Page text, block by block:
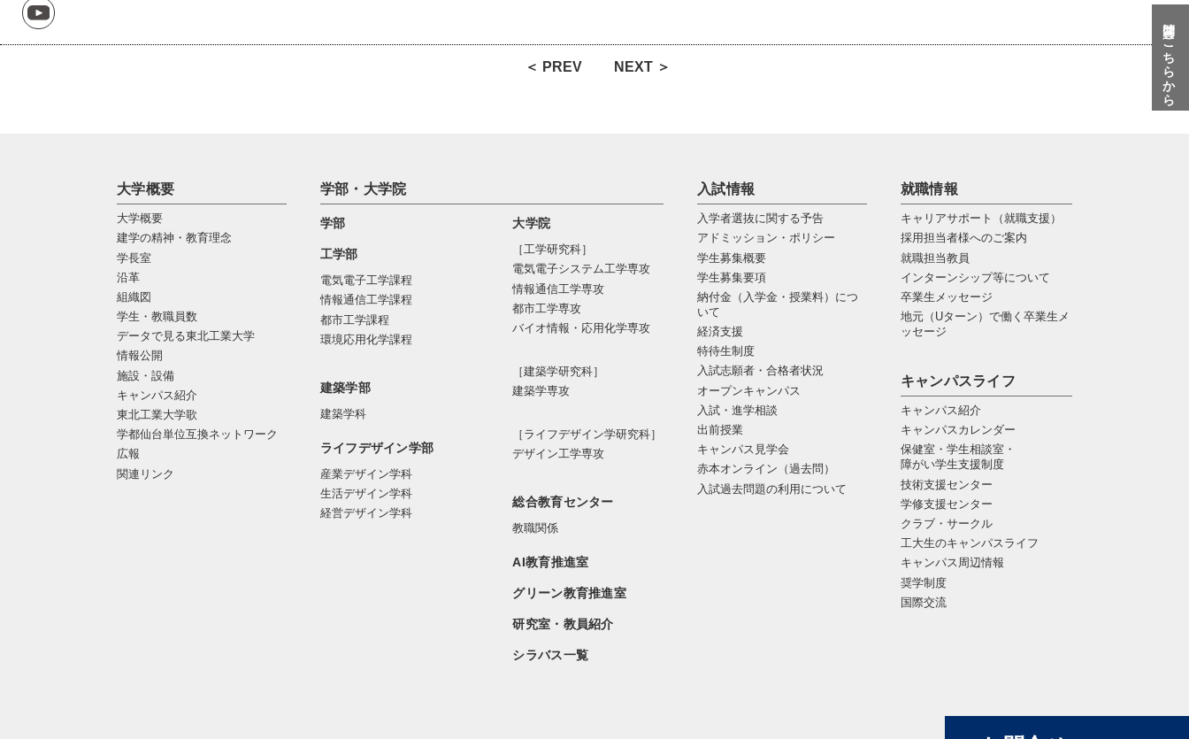
＜ PREV NEXT ＞
大学概要
大学概要
建学の精神・教育理念
学長室
沿革
組織図
学生・教職員数
データで見る東北工業大学
情報公開
施設・設備
キャンパス紹介
東北工業大学歌
学都仙台単位互換ネットワーク
広報
関連リンク
学部・大学院
学部
工学部
電気電子工学課程
情報通信工学課程
都市工学課程
環境応用化学課程
建築学部
建築学科
ライフデザイン学部
産業デザイン学科
生活デザイン学科
経営デザイン学科
大学院
［工学研究科］
電気電⼦システム⼯学専攻
情報通信⼯学専攻
都市⼯学専攻
バイオ情報・応⽤化学専攻
［建築学研究科］
建築学専攻
［ライフデザイン学研究科］
デザイン工学専攻
総合教育センター
教職関係
AI教育推進室
グリーン教育推進室
研究室・教員紹介
シラバス一覧
入試情報
入学者選抜に関する予告
アドミッション・ポリシー
学生募集概要
学生募集要項
納付金（入学金・授業料）につ
いて
経済支援
特待生制度
入試志願者・合格者状況
オープンキャンパス
入試・進学相談
出前授業
キャンパス見学会
赤本オンライン（過去問）
入試過去問題の利用について
就職情報
キャリアサポート（就職支援）
採用担当者様へのご案内
就職担当教員
インターンシップ等について
卒業生メッセージ
地元（Uターン）で働く卒業生メ
ッセージ
キャンパスライフ
キャンパス紹介
キャンパスカレンダー
保健室・学生相談室・
障がい学生支援制度
技術支援センター
学修支援センター
クラブ・サークル
工大生のキャンパスライフ
キャンパス周辺情報
奨学制度
国際交流
質問はこちらから